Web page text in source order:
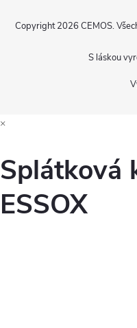
Copyright 2026 CEMOS.
S láskou
×
Splátková
ESSOX